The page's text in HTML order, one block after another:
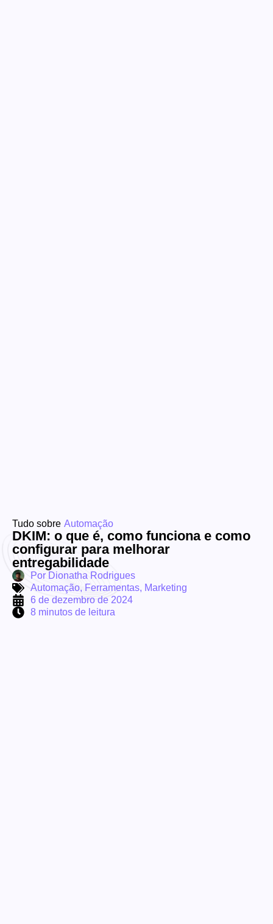
Tudo sobre Automação
DKIM: o que é, como funciona e como
configurar para melhorar
entregabilidade
Por Dionatha Rodrigues
Automação, Ferramentas, Marketing
6 de dezembro de 2024
8 minutos de leitura